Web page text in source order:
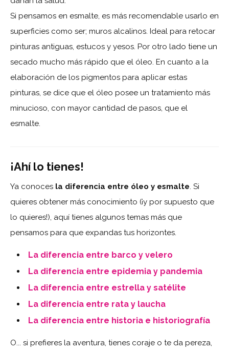
Si pensamos en esmalte, es más recomendable usarlo en
superficies como ser; muros alcalinos. Ideal para retocar
pinturas antiguas, estucos y yesos. Por otro lado tiene un
secado mucho más rápido que el óleo. En cuanto a la
elaboración de los pigmentos para aplicar estas
pinturas, se dice que el óleo posee un tratamiento más
minucioso, con mayor cantidad de pasos, que el
esmalte.
¡Ahí lo tienes!
Ya conoces la diferencia entre óleo y esmalte. Si
quieres obtener más conocimiento (¡y por supuesto que
lo quieres!), aquí tienes algunos temas más que
pensamos para que expandas tus horizontes.
La diferencia entre barco y velero
La diferencia entre epidemia y pandemia
La diferencia entre estrella y satélite
La diferencia entre rata y laucha
La diferencia entre historia e historiografía
O... si prefieres la aventura, tienes coraje o te da pereza,